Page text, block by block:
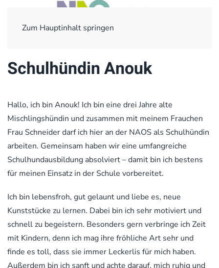
Zum Hauptinhalt springen
Schulhündin Anouk
Hallo, ich bin Anouk! Ich bin eine drei Jahre alte
Mischlingshündin und zusammen mit meinem Frauchen
Frau Schneider darf ich hier an der NAOS als Schulhündin
arbeiten. Gemeinsam haben wir eine umfangreiche
Schulhundausbildung absolviert – damit bin ich bestens
für meinen Einsatz in der Schule vorbereitet.
Ich bin lebensfroh, gut gelaunt und liebe es, neue
Kunststücke zu lernen. Dabei bin ich sehr motiviert und
schnell zu begeistern. Besonders gern verbringe ich Zeit
mit Kindern, denn ich mag ihre fröhliche Art sehr und
finde es toll, dass sie immer Leckerlis für mich haben.
Außerdem bin ich sanft und achte darauf, mich ruhig und